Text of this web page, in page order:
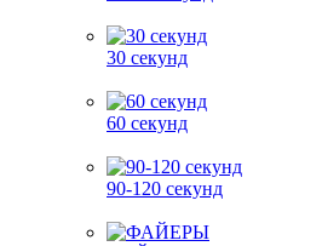
30 секунд
60 секунд
90-120 секунд